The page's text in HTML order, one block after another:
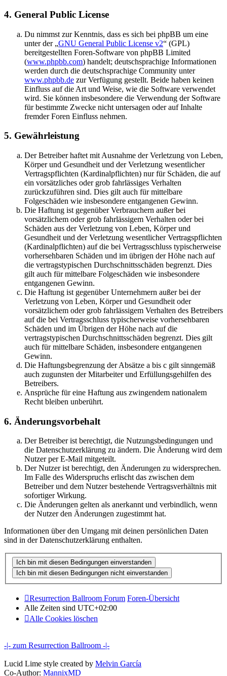
4. General Public License
Du nimmst zur Kenntnis, dass es sich bei phpBB um eine
unter der „GNU General Public License v2“ (GPL)
bereitgestellten Foren-Software von phpBB Limited
(www.phpbb.com) handelt; deutschsprachige Informationen
werden durch die deutschsprachige Community unter
www.phpbb.de zur Verfügung gestellt. Beide haben keinen
Einfluss auf die Art und Weise, wie die Software verwendet
wird. Sie können insbesondere die Verwendung der Software
für bestimmte Zwecke nicht untersagen oder auf Inhalte
fremder Foren Einfluss nehmen.
5. Gewährleistung
Der Betreiber haftet mit Ausnahme der Verletzung von Leben,
Körper und Gesundheit und der Verletzung wesentlicher
Vertragspflichten (Kardinalpflichten) nur für Schäden, die auf
ein vorsätzliches oder grob fahrlässiges Verhalten
zurückzuführen sind. Dies gilt auch für mittelbare
Folgeschäden wie insbesondere entgangenen Gewinn.
Die Haftung ist gegenüber Verbrauchern außer bei
vorsätzlichem oder grob fahrlässigem Verhalten oder bei
Schäden aus der Verletzung von Leben, Körper und
Gesundheit und der Verletzung wesentlicher Vertragspflichten
(Kardinalpflichten) auf die bei Vertragsschluss typischerweise
vorhersehbaren Schäden und im übrigen der Höhe nach auf
die vertragstypischen Durchschnittsschäden begrenzt. Dies
gilt auch für mittelbare Folgeschäden wie insbesondere
entgangenen Gewinn.
Die Haftung ist gegenüber Unternehmern außer bei der
Verletzung von Leben, Körper und Gesundheit oder
vorsätzlichem oder grob fahrlässigem Verhalten des Betreibers
auf die bei Vertragsschluss typischerweise vorhersehbaren
Schäden und im Übrigen der Höhe nach auf die
vertragstypischen Durchschnittsschäden begrenzt. Dies gilt
auch für mittelbare Schäden, insbesondere entgangenen
Gewinn.
Die Haftungsbegrenzung der Absätze a bis c gilt sinngemäß
auch zugunsten der Mitarbeiter und Erfüllungsgehilfen des
Betreibers.
Ansprüche für eine Haftung aus zwingendem nationalem
Recht bleiben unberührt.
6. Änderungsvorbehalt
Der Betreiber ist berechtigt, die Nutzungsbedingungen und
die Datenschutzerklärung zu ändern. Die Änderung wird dem
Nutzer per E-Mail mitgeteilt.
Der Nutzer ist berechtigt, den Änderungen zu widersprechen.
Im Falle des Widerspruchs erlischt das zwischen dem
Betreiber und dem Nutzer bestehende Vertragsverhältnis mit
sofortiger Wirkung.
Die Änderungen gelten als anerkannt und verbindlich, wenn
der Nutzer den Änderungen zugestimmt hat.
Informationen über den Umgang mit deinen persönlichen Daten
sind in der Datenschutzerklärung enthalten.
Resurrection Ballroom Forum Foren-Übersicht
Alle Zeiten sind UTC+02:00
Alle Cookies löschen
-|- zum Resurrection Ballroom -|-
Lucid Lime style created by Melvin García
Co-Author: MannixMD